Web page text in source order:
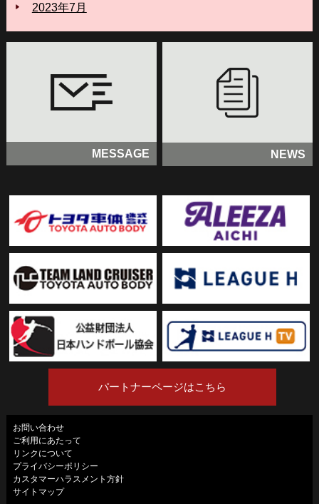
2023年7月
MESSAGE NEWS
パートナーページはこちら
お問い合わせ
ご利用にあたって
リンクについて
プライバシーポリシー
カスタマーハラスメント方針
サイトマップ